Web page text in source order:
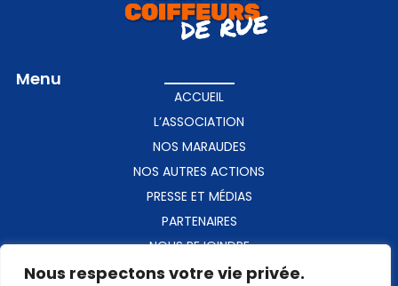
Nous respectons votre vie privée.
Menu
ACCUEIL
L’ASSOCIATION
NOS MARAUDES
NOS AUTRES ACTIONS
PRESSE ET MÉDIAS
PARTENAIRES
NOUS REJOINDRE
CONTACT